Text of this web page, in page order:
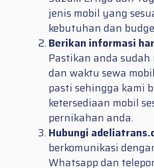
jenis mobil yang
kebutuhan dan
Berikan informasi
Pastikan anda
dan waktu sewa
pasti sehingga kami
ketersediaan mobil
pernikahan anda.
Hubungi
berkomunikasi
Whatsapp dan